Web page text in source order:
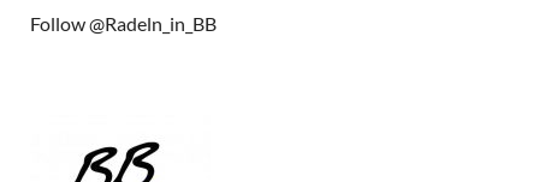
Follow @Radeln_in_BB